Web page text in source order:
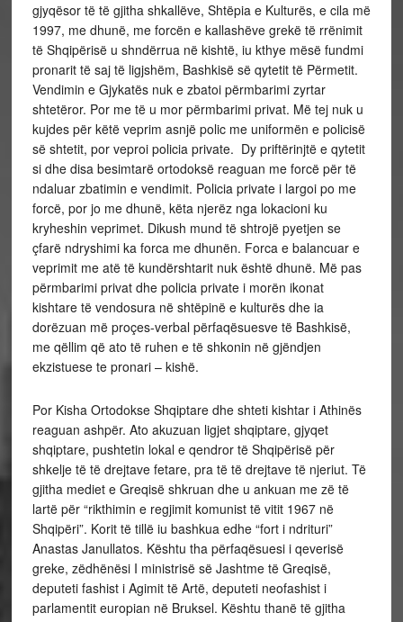
gjyqësor të të gjitha shkallëve, Shtëpia e Kulturës, e cila më
1997, me dhunë, me forcën e kallashëve grekë të rrënimit
të Shqipërisë u shndërrua në kishtë, iu kthye mësë fundmi
pronarit të saj të ligjshëm, Bashkisë së qytetit të Përmetit.
Vendimin e Gjykatës nuk e zbatoi përmbarimi zyrtar
shtetëror. Por me të u mor përmbarimi privat. Më tej nuk u
kujdes për këtë veprim asnjë polic me uniformën e policisë
së shtetit, por veproi policia private. Dy priftërinjtë e qytetit
si dhe disa besimtarë ortodoksë reaguan me forcë për të
ndaluar zbatimin e vendimit. Policia private i largoi po me
forcë, por jo me dhunë, këta njerëz nga lokacioni ku
kryheshin veprimet. Dikush mund të shtrojë pyetjen se
çfarë ndryshimi ka forca me dhunën. Forca e balancuar e
veprimit me atë të kundërshtarit nuk është dhunë. Më pas
përmbarimi privat dhe policia private i morën ikonat
kishtare të vendosura në shtëpinë e kulturës dhe ia
dorëzuan më proçes-verbal përfaqësuesve të Bashkisë,
me qëllim që ato të ruhen e të shkonin në gjëndjen
ekzistuese te pronari – kishë.
Por Kisha Ortodokse Shqiptare dhe shteti kishtar i Athinës
reaguan ashpër. Ato akuzuan ligjet shqiptare, gjyqet
shqiptare, pushtetin lokal e qendror të Shqipërisë për
shkelje të të drejtave fetare, pra të të drejtave të njeriut. Të
gjitha mediet e Greqisë shkruan dhe u ankuan me zë të
lartë për “rikthimin e regjimit komunist të vitit 1967 në
Shqipëri”. Korit të tillë iu bashkua edhe “fort i ndrituri”
Anastas Janullatos. Kështu tha përfaqësuesi i qeverisë
greke, zëdhënësi I ministrisë së Jashtme të Greqisë,
deputeti fashist i Agimit të Artë, deputeti neofashist i
parlamentit europian në Bruksel. Kështu thanë të gjitha